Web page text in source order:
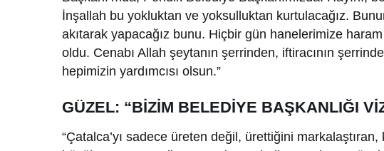
İnşallah bu yokluktan ve yoksulluktan kurtulacağız.
akıtarak yapacağız bunu. Hiçbir gün hanelerimize
oldu. Cenabı Allah şeytanın şerrinden, iftiracının
hepimizin yardımcısı olsun.”
GÜZEL: “BİZİM BELEDİYE BAŞKANLIĞI
“Çatalca’yı sadece üreten değil, ürettiğini